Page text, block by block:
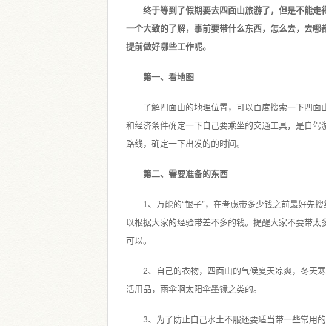
终于等到了假期要去四面山旅游了，但是不能
一个大致的了解，事前要带什么东西，怎么去，去
提前做好哪些工作呢。
第一、看地图
了解四面山的地理位置，可以百度搜索一下四
和经济条件确定一下自己要乘坐的交通工具，是自
路线，确定一下出发的的时间。
第二、需要准备的东西
1、万能的“银子”，在考虑带多少钱之前最好先
以根据大家的经验带差不多的钱。提醒大家不要带
可以。
2、自己的衣物，四面山的气候夏天凉爽，冬天
活用品，雨伞啊太阳伞墨镜之类的。
3、为了防止自己水土不服还要适当带一些常用